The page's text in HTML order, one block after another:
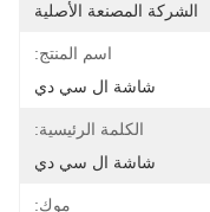
الشركة المصنعة الأصلية
اسم المنتج:
شاشة ال سي دي
الكلمة الرئيسية:
شاشة ال سي دي
موك: